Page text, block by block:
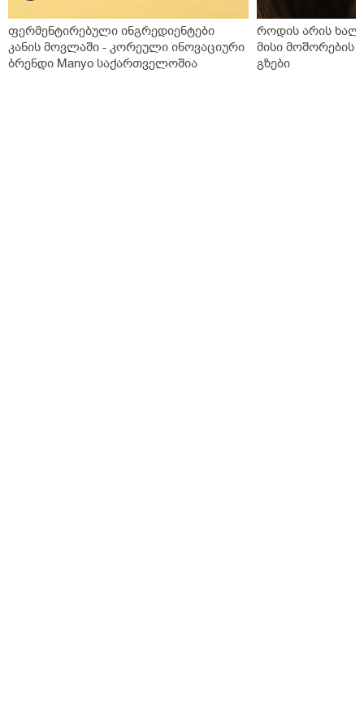
ფერმენტირებული ინგრედიენტები
კანის მოვლაში - კორეული ინოვაციური
ბრენდი Manyo საქართველოშია
როდის არის
მისი მოშორების
გზები